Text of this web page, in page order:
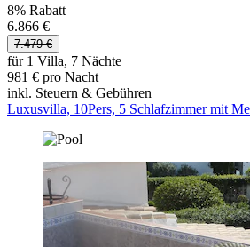
8% Rabatt
6.866 €
7.479 €
für 1 Villa, 7 Nächte
981 € pro Nacht
inkl. Steuern & Gebühren
Luxusvilla, 10Pers, 5 Schlafzimmer mit